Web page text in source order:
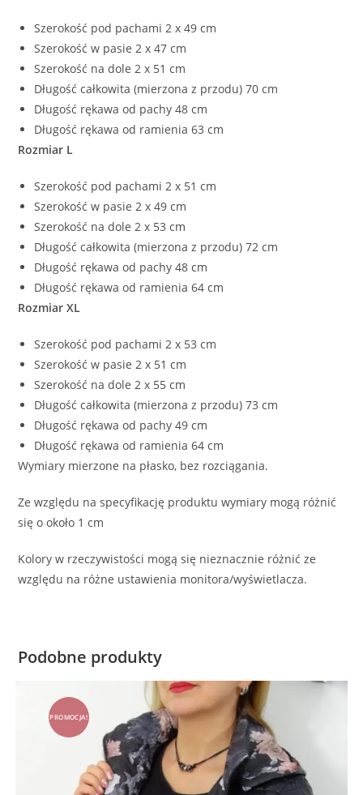
Szerokość pod pachami 2 x 49 cm
Szerokość w pasie 2 x 47 cm
Szerokość na dole 2 x 51 cm
Długość całkowita (mierzona z przodu) 70 cm
Długość rękawa od pachy 48 cm
Długość rękawa od ramienia 63 cm
Rozmiar L
Szerokość pod pachami 2 x 51 cm
Szerokość w pasie 2 x 49 cm
Szerokość na dole 2 x 53 cm
Długość całkowita (mierzona z przodu) 72 cm
Długość rękawa od pachy 48 cm
Długość rękawa od ramienia 64 cm
Rozmiar XL
Szerokość pod pachami 2 x 53 cm
Szerokość w pasie 2 x 51 cm
Szerokość na dole 2 x 55 cm
Długość całkowita (mierzona z przodu) 73 cm
Długość rękawa od pachy 49 cm
Długość rękawa od ramienia 64 cm
Wymiary mierzone na płasko, bez rozciągania.
Ze względu na specyfikację produktu wymiary mogą różnić
się o około 1 cm
Kolory w rzeczywistości mogą się nieznacznie różnić ze
względu na różne ustawienia monitora/wyświetlacza.
Podobne produkty
PROMOCJA!